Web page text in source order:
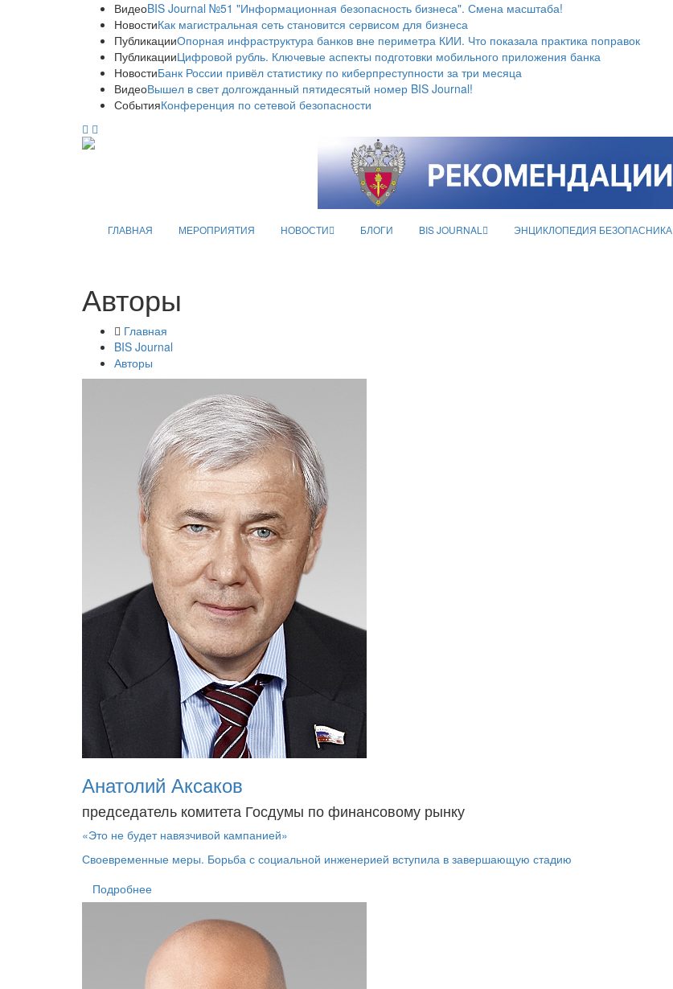
ВидеоBIS Journal №51 "Информационная безопасность бизнеса". Смена масштаба!
НовостиКак магистральная сеть становится сервисом для бизнеса
ПубликацииОпорная инфраструктура банков вне периметра КИИ. Что показала практика поправок
ПубликацииЦифровой рубль. Ключевые аспекты подготовки мобильного приложения банка
НовостиБанк России привёл статистику по киберпреступности за три месяца
ВидеоВышел в свет долгожданный пятидесятый номер BIS Journal!
СобытияКонференция по сетевой безопасности
ГЛАВНАЯ МЕРОПРИЯТИЯ НОВОСТИ БЛОГИ BIS JOURNAL ЭНЦИКЛОПЕДИЯ БЕЗОПАСНИКА
Авторы
Главная
BIS Journal
Авторы
Анатолий Аксаков
председатель комитета Госдумы по финансовому рынку
«Это не будет навязчивой кампанией»
Своевременные меры. Борьба с социальной инженерией вступила в завершающую стадию
Подробнее